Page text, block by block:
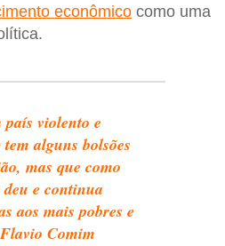
econômico como uma
violento e
alguns bolsões
mas que como
e continua
aos mais pobres e
Comim